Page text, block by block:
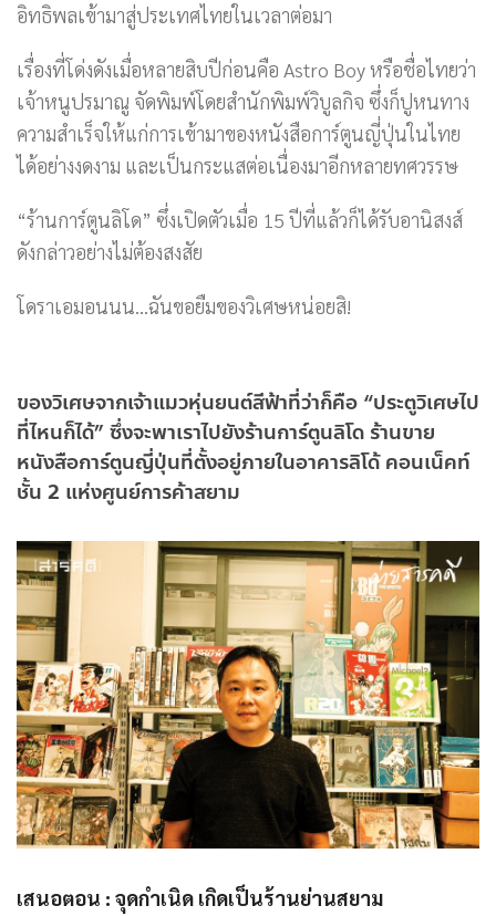
อิทธิพลเข้ามาสู่ประเทศไทยในเวลาต่อมา
เรื่องที่โด่งดังเมื่อหลายสิบปีก่อนคือ Astro Boy หรือชื่อไทยว่า
เจ้าหนูปรมาณู จัดพิมพ์โดยสำนักพิมพ์วิบูลกิจ ซึ่งก็ปูหนทาง
ความสำเร็จให้แก่การเข้ามาของหนังสือการ์ตูนญี่ปุ่นในไทย
ได้อย่างงดงาม และเป็นกระแสต่อเนื่องมาอีกหลายทศวรรษ
“ร้านการ์ตูนลิโด” ซึ่งเปิดตัวเมื่อ 15 ปีที่แล้วก็ได้รับอานิสงส์
ดังกล่าวอย่างไม่ต้องสงสัย
โดราเอมอนนน…ฉันขอยืมของวิเศษหน่อยสิ!
ของวิเศษจากเจ้าแมวหุ่นยนต์สีฟ้าที่ว่าก็คือ “ประตูวิเศษไป
ที่ไหนก็ได้” ซึ่งจะพาเราไปยังร้านการ์ตูนลิโด ร้านขาย
หนังสือการ์ตูนญี่ปุ่นที่ตั้งอยู่ภายในอาคารลิโด้ คอนเน็คท์
ชั้น 2 แห่งศูนย์การค้าสยาม
เสนอตอน : จุดกำเนิด เกิดเป็นร้านย่านสยาม